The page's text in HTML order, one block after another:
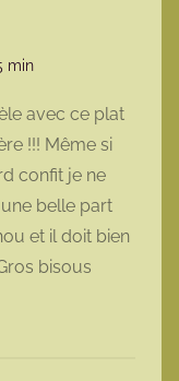
min
avec ce plat
!!! Même si
confit je ne
belle part
et il doit bien
bisous